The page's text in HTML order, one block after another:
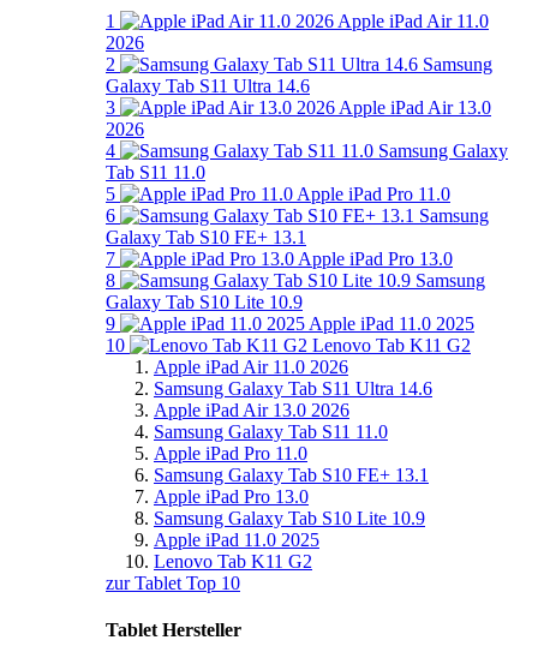
1
Apple iPad Air 11.0
2026
2
Samsung
Galaxy Tab S11 Ultra 14.6
3
Apple iPad Air 13.0
2026
4
Samsung Galaxy
Tab S11 11.0
5
Apple iPad Pro 11.0
6
Samsung
Galaxy Tab S10 FE+ 13.1
7
Apple iPad Pro 13.0
8
Samsung
Galaxy Tab S10 Lite 10.9
9
Apple iPad 11.0 2025
10
Lenovo Tab K11 G2
Apple iPad Air 11.0 2026
Samsung Galaxy Tab S11 Ultra 14.6
Apple iPad Air 13.0 2026
Samsung Galaxy Tab S11 11.0
Apple iPad Pro 11.0
Samsung Galaxy Tab S10 FE+ 13.1
Apple iPad Pro 13.0
Samsung Galaxy Tab S10 Lite 10.9
Apple iPad 11.0 2025
Lenovo Tab K11 G2
zur Tablet Top 10
Tablet Hersteller